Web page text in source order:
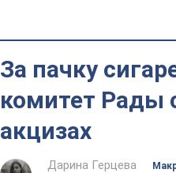
За пачку
комитет Рады
акцизах
Дарина Герцева